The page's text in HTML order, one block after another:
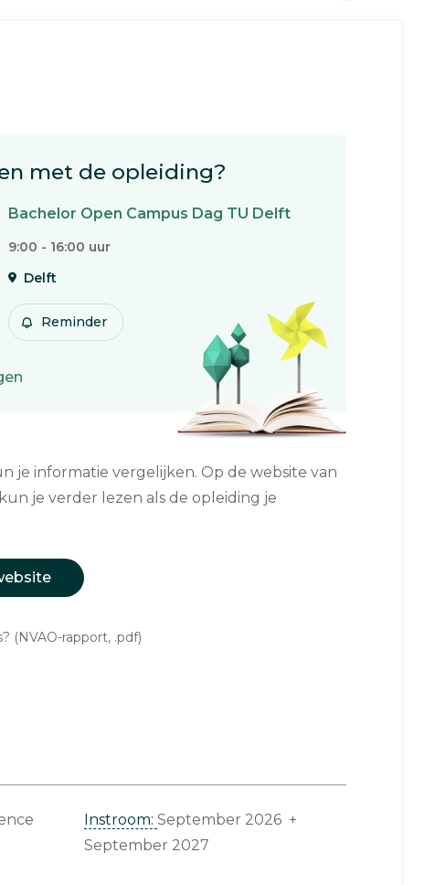
met de opleiding?
Bachelor Open Campus Dag TU Delft
9:00 - 16:00 uur
Delft
Reminder
je informatie vergelijken. Op de website van
je verder lezen als de opleiding je
(NVAO-rapport, .pdf)
Instroom: September 2026 +
September 2027